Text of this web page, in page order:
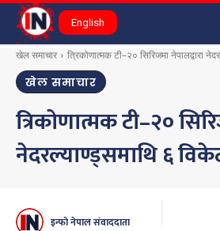
English
खेल समाचार त्रिकोणात्मक टी–२० सिरिजमा नेपालद्वारा
खेल समाचार
त्रिकोणात्मक टी–२०
नेदरल्याण्ड्समाथि ६
इन्फो नेपाल संवाददाता